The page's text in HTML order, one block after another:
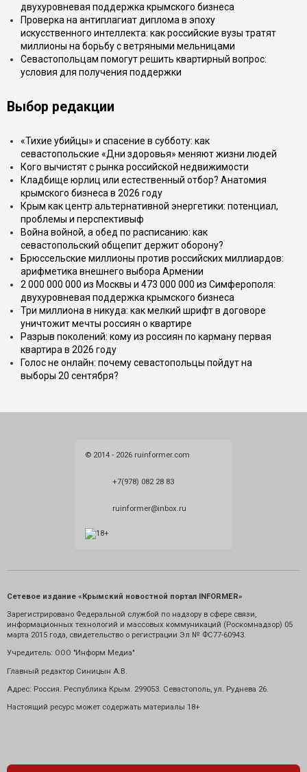
двухуровневая поддержка крымского бизнеса
Проверка на антиплагиат диплома в эпоху
искусственного интеллекта: как российские вузы тратят
миллионы на борьбу с ветряными мельницами
Севастопольцам помогут решить квартирный вопрос:
условия для получения поддержки
Выбор редакции
«Тихие убийцы» и спасение в субботу: как
севастопольские «Дни здоровья» меняют жизни людей
Кого вычистят с рынка российской недвижимости
Кладбище юрлиц или естественный отбор? Анатомия
крымского бизнеса в 2026 году
Крым как центр альтернативной энергетики: потенциал,
проблемы и перспективыф
Война войной, а обед по расписанию: как
севастопольский общепит держит оборону?
Брюссельские миллионы против российских миллиардов:
арифметика внешнего выбора Армении
2 000 000 000 из Москвы и 473 000 000 из Симферополя:
двухуровневая поддержка крымского бизнеса
Три миллиона в никуда: как мелкий шрифт в договоре
уничтожит мечты россиян о квартире
Разрыв поколений: кому из россиян по карману первая
квартира в 2026 году
Голос не онлайн: почему севастопольцы пойдут на
выборы 20 сентября?
© 2014 - 2026 ruinformer.com
+7(978) 082 28 83
ruinformer@inbox.ru
Сетевое издание «Крымский новостной портал INFORMER»
Зарегистрировано Федеральной службой по надзору в сфере связи,
информационных технологий и массовых коммуникаций (Роскомнадзор) 05
марта 2015 года, свидетельство о регистрации Эл № ФС77-60943.
Учредитель: ООО "Информ Медиа"
Главный редактор Синицын А.В.
Адрес: Россия. Республика Крым. 299053. Севастополь, ул. Руднева 26.
Настоящий ресурс может содержать материалы 18+